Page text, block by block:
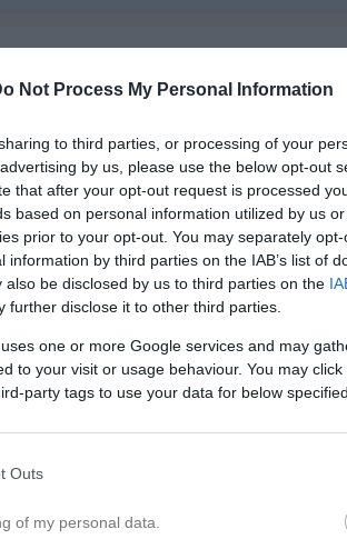
Not Process My Personal Information
to third parties, or processing of your
by us, please use the below opt-out
that after your opt-out request is processed
based on personal information utilized by us
prior to your opt-out. You may separately
by third parties on the IAB’s list of
be disclosed by us to third parties on the
further disclose it to other third parties.
one or more Google services and may
to your visit or usage behaviour. You may
party tags to use your data for below
Outs
of my personal data.